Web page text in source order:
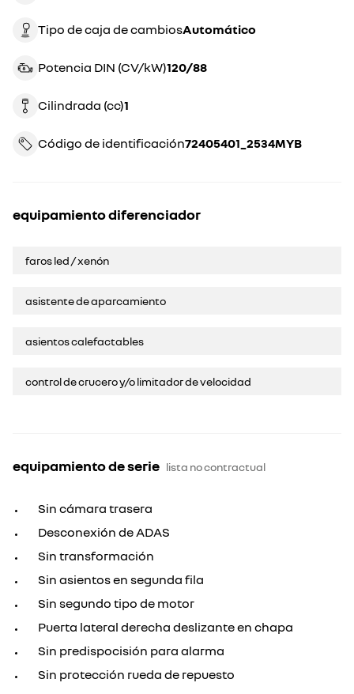
Tipo de caja de cambios automático
Potencia DIN (CV/kW) 120/88
Cilindrada (cc)1
Código de identificación 72405401_2534MYB
equipamiento diferenciador
faros led / xenón
asistente de aparcamiento
asientos calefactables
control de crucero y/o limitador de velocidad
equipamiento de serie lista no contractual
Sin cámara trasera
Desconexión de ADAS
Sin transformación
Sin asientos en segunda fila
Sin segundo tipo de motor
Puerta lateral derecha deslizante en chapa
Sin predispocisión para alarma
Sin protección rueda de repuesto